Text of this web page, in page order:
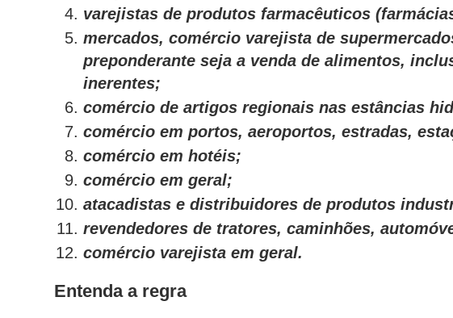
varejistas de produtos farmacêuticos
mercados, comércio varejista de
preponderante seja a venda de alimentos,
inerentes;
comércio de artigos regionais nas estâncias
comércio em portos, aeroportos, estradas,
comércio em hotéis;
comércio em geral;
atacadistas e distribuidores de produtos
revendedores de tratores, caminhões,
comércio varejista em geral.
Entenda a regra